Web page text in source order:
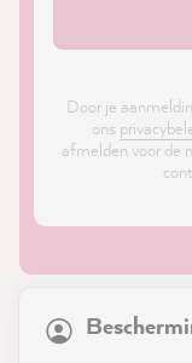
Door je
ons
afmelden voor de
21,841